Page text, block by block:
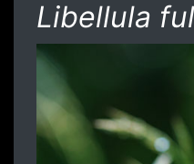
Libellula